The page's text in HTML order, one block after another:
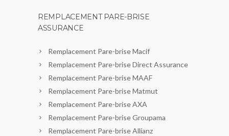
REMPLACEMENT PARE-BRISE
ASSURANCE
Remplacement Pare-brise Macif
Remplacement Pare-brise Direct Assurance
Remplacement Pare-brise MAAF
Remplacement Pare-brise Matmut
Remplacement Pare-brise AXA
Remplacement Pare-brise Groupama
Remplacement Pare-brise Allianz